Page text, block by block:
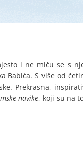
i ne miču se s
Babića. S više od
Prekrasna,
navike, koji su na